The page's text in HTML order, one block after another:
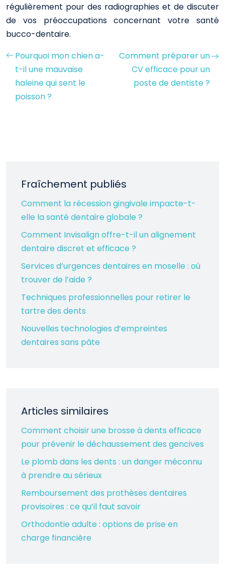
régulièrement pour des radiographies et de discuter
de vos préoccupations concernant votre santé
bucco-dentaire.
Pourquoi mon chien a-
t-il une mauvaise
haleine qui sent le
poisson ?
Comment préparer un
CV efficace pour un
poste de dentiste ?
Fraîchement publiés
Comment la récession gingivale impacte-t-
elle la santé dentaire globale ?
Comment Invisalign offre-t-il un alignement
dentaire discret et efficace ?
Services d’urgences dentaires en moselle : où
trouver de l’aide ?
Techniques professionnelles pour retirer le
tartre des dents
Nouvelles technologies d’empreintes
dentaires sans pâte
Articles similaires
Comment choisir une brosse à dents efficace
pour prévenir le déchaussement des gencives
Le plomb dans les dents : un danger méconnu
à prendre au sérieux
Remboursement des prothèses dentaires
provisoires : ce qu’il faut savoir
Orthodontie adulte : options de prise en
charge financière